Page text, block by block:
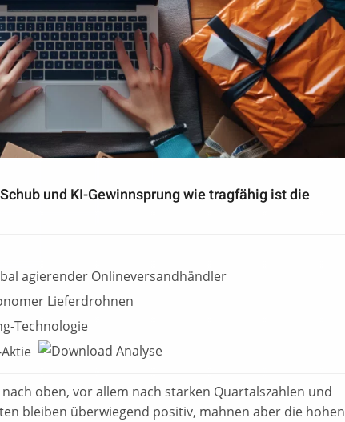
und KI-Gewinnsprung wie tragfähig ist die
agierender Onlineversandhändler
Lieferdrohnen
Technologie
oben, vor allem nach starken Quartalszahlen und
bleiben überwiegend positiv, mahnen aber die hohen